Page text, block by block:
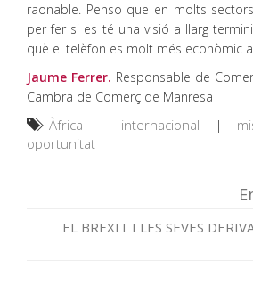
raonable. Penso que en molts
per fer si es té una visió a llarg
què el telèfon es molt més econòmic
Jaume Ferrer. Responsable de
Cambra de Comerç de Manresa
Àfrica | internacional |
oportunitat
EL BREXIT I LES SEVES